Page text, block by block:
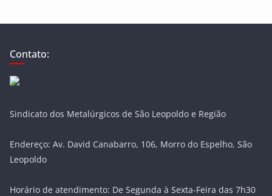
Contato:
Sindicato dos Metalúrgicos de São Leopoldo e Região
Endereço: Av. David Canabarro, 106, Morro do Espelho, São
Leopoldo
Horário de atendimento: De Segunda à Sexta-Feira das 7h30